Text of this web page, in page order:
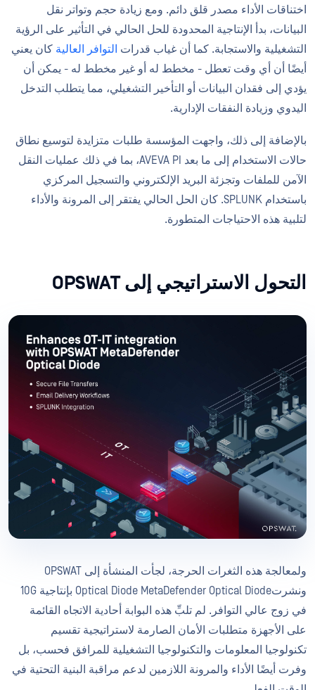
اختناقات الأداء مصدر قلق دائم. ومع زيادة حجم وتواتر نقل
البيانات، بدأ الإنتاجية المحدودة للحل الحالي في التأثير على الرؤية
التشغيلية والاستجابة. كما أن غياب قدرات التوافر العالية كان يعني
أيضًا أن أي وقت تعطل - مخطط له أو غير مخطط له - يمكن أن
يؤدي إلى فقدان البيانات أو التأخير التشغيلي، مما يتطلب التدخل
اليدوي وزيادة النفقات الإدارية.
بالإضافة إلى ذلك، واجهت المؤسسة طلبات متزايدة لتوسيع نطاق
حالات الاستخدام إلى ما بعد AVEVA PI، بما في ذلك عمليات النقل
الآمن للملفات وتجزئة البريد الإلكتروني والتسجيل المركزي
باستخدام SPLUNK. كان الحل الحالي يفتقر إلى المرونة والأداء
لتلبية هذه الاحتياجات المتطورة.
التحول الاستراتيجي إلى OPSWAT
ولمعالجة هذه الثغرات الحرجة، لجأت المنشأة إلى OPSWAT
ونشرتOptical Diode MetaDefender Optical Diode بإنتاجية 10G
في زوج عالي التوافر. لم تلبِّ هذه البوابة أحادية الاتجاه القائمة
على الأجهزة متطلبات الأمان الصارمة لاستراتيجية تقسيم
تكنولوجيا المعلومات والتكنولوجيا التشغيلية للمرافق فحسب، بل
وفرت أيضًا الأداء والمرونة اللازمين لدعم مراقبة البنية التحتية في